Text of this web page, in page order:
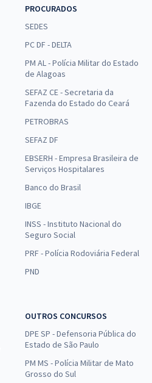
PROCURADOS
SEDES
PC DF - DELTA
PM AL - Polícia Militar do Estado
de Alagoas
SEFAZ CE - Secretaria da
Fazenda do Estado do Ceará
PETROBRAS
SEFAZ DF
EBSERH - Empresa Brasileira de
Serviços Hospitalares
Banco do Brasil
IBGE
INSS - Instituto Nacional do
Seguro Social
PRF - Polícia Rodoviária Federal
PND
OUTROS CONCURSOS
DPE SP - Defensoria Pública do
Estado de São Paulo
PM MS - Polícia Militar de Mato
Grosso do Sul